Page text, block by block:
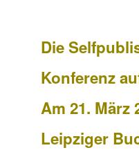
Die
Konferenz
Am 21. März
Leipziger